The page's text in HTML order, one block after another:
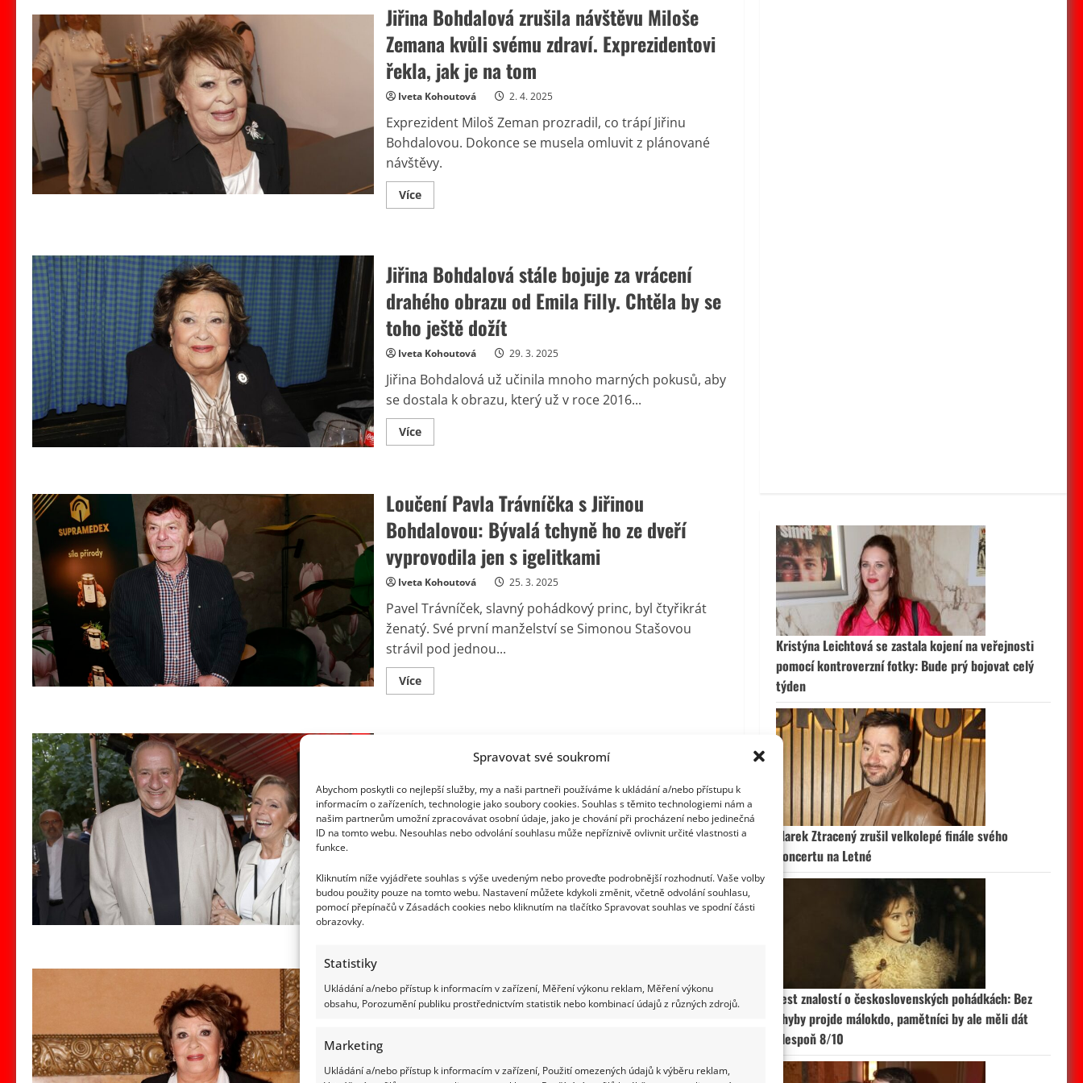
Spravovat své soukromí
Abychom poskytli co nejlepší služby, my a naši partneři používáme k ukládání a/nebo přístupu k
informacím o zařízeních, technologie jako soubory cookies. Souhlas s těmito technologiemi nám a
našim partnerům umožní zpracovávat osobní údaje, jako je chování při procházení nebo jedinečná
ID na tomto webu. Nesouhlas nebo odvolání souhlasu může nepříznivě ovlivnit určité vlastnosti a
funkce.
Kliknutím níže vyjádřete souhlas s výše uvedeným nebo proveďte podrobnější rozhodnutí. Vaše volby
budou použity pouze na tomto webu. Nastavení můžete kdykoli změnit, včetně odvolání souhlasu,
pomocí přepínačů v Zásadách cookies nebo kliknutím na tlačítko Spravovat souhlas ve spodní části
obrazovky.
Statistiky
Ukládání a/nebo přístup k informacím v zařízení, Měření výkonu reklam, Měření výkonu
obsahu, Porozumění publiku prostřednictvím statistik nebo kombinací údajů z různých zdrojů.
Marketing
Ukládání a/nebo přístup k informacím v zařízení, Použití omezených údajů k výběru reklam,
Jiřina Bohdalová zrušila návštěvu Miloše
Zemana kvůli svému zdraví. Exprezidentovi
řekla, jak je na tom
Iveta Kohoutová 2. 4. 2025
Exprezident Miloš Zeman prozradil, co trápí Jiřinu
Bohdalovou. Dokonce se musela omluvit z plánované
návštěvy.
VíceRead
more
Miloše
Zemana
kvůli
svému
zdraví.
Exprezidentovi
řekla,
jak
na
tom
Jiřina Bohdalová stále bojuje za vrácení
drahého obrazu od Emila Filly. Chtěla by se
toho ještě dožít
Iveta Kohoutová 29. 3. 2025
Jiřina Bohdalová už učinila mnoho marných pokusů, aby
se dostala k obrazu, který už v roce 2016...
VíceRead
more
bojuje
za
vrácení
drahého
obrazu
od
Emila
Filly.
Chtěla
by
se
toho
ještě
dožít
Loučení Pavla Trávníčka s Jiřinou
Bohdalovou: Bývalá tchyně ho ze dveří
vyprovodila jen s igelitkami
Iveta Kohoutová 25. 3. 2025
Pavel Trávníček, slavný pohádkový princ, byl čtyřikrát
ženatý. Své první manželství se Simonou Stašovou
strávil pod jednou...
VíceRead
more
Bohdalovou:
tchyně
ho
ze
dveří
vyprovodila
igelitkami
Helena Vondráčková a Martin Michal
oslavili 22. výročí svatby. Ukázala se i Jiřina
Bohdalová
Richard Touš 27. 2. 2025
před 22 lety. Na oslavu výročí dorazila...
VíceRead
Michal
oslavili
22.
i
Jiřina
Jiřina Bohdalová se zotavuje po náročné
operaci. Již den po operaci dýchala bez
Kristýna Leichtová se zastala kojení na veřejnosti
pomocí kontroverzní fotky: Bude prý bojovat celý
týden
Marek Ztracený zrušil velkolepé finále svého
koncertu na Letné
Test znalostí o československých pohádkách: Bez
chyby projde málokdo, pamětníci by ale měli dát
alespoň 8/10